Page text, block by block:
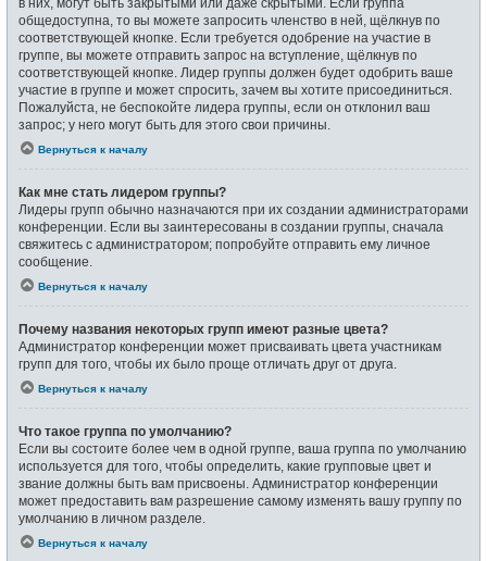
общедоступна, то вы можете запросить членство в ней, щёлкнув по
соответствующей кнопке. Если требуется одобрение на участие в
группе, вы можете отправить запрос на вступление, щёлкнув по
соответствующей кнопке. Лидер группы должен будет одобрить ваше
участие в группе и может спросить, зачем вы хотите присоединиться.
Пожалуйста, не беспокойте лидера группы, если он отклонил ваш
запрос; у него могут быть для этого свои причины.
Вернуться к началу
Как мне стать лидером группы?
Лидеры групп обычно назначаются при их создании администраторами
конференции. Если вы заинтересованы в создании группы, сначала
свяжитесь с администратором; попробуйте отправить ему личное
сообщение.
Вернуться к началу
Почему названия некоторых групп имеют разные цвета?
Администратор конференции может присваивать цвета участникам
групп для того, чтобы их было проще отличать друг от друга.
Вернуться к началу
Что такое группа по умолчанию?
Если вы состоите более чем в одной группе, ваша группа по умолчанию
используется для того, чтобы определить, какие групповые цвет и
звание должны быть вам присвоены. Администратор конференции
может предоставить вам разрешение самому изменять вашу группу по
умолчанию в личном разделе.
Вернуться к началу